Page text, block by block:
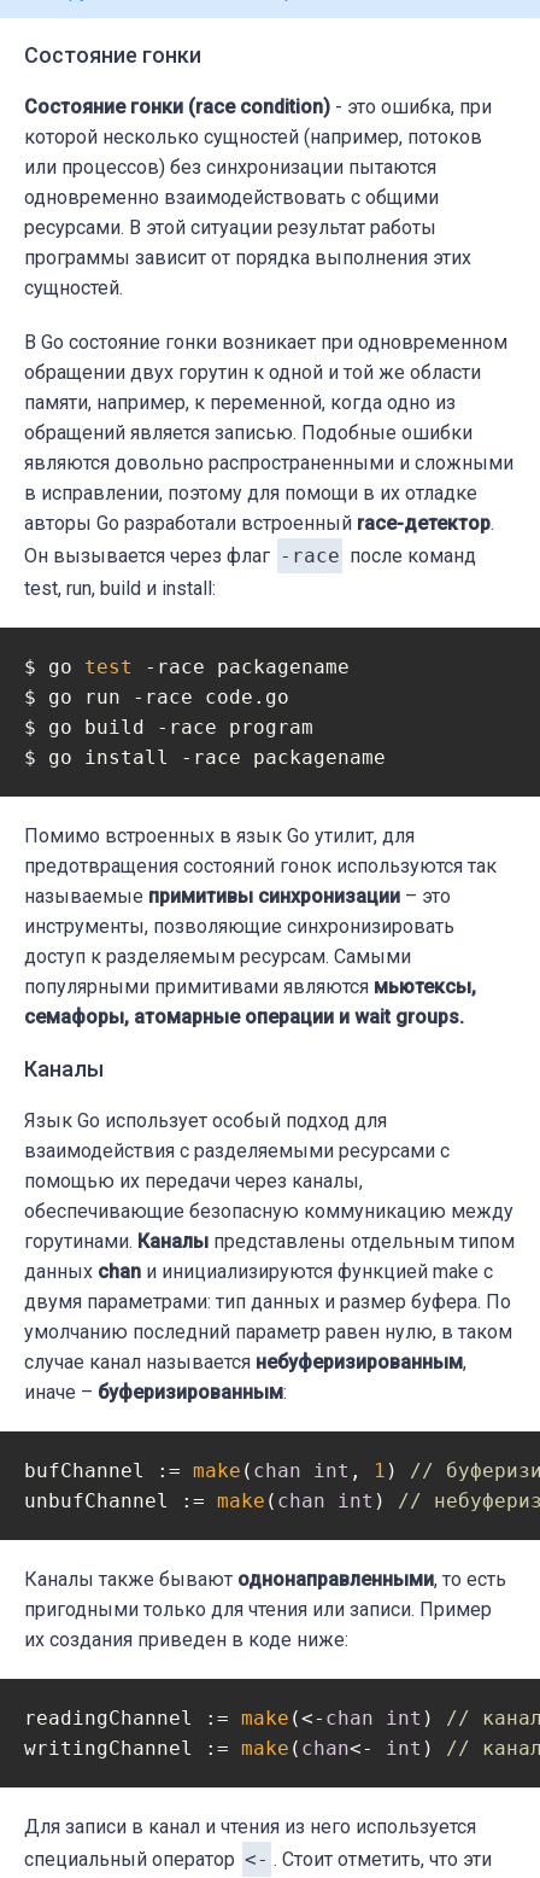
Состояние гонки
Состояние гонки (race condition) - это ошибка, при
которой несколько сущностей (например, потоков
или процессов) без синхронизации пытаются
одновременно взаимодействовать с общими
ресурсами. В этой ситуации результат работы
программы зависит от порядка выполнения этих
сущностей.
В Go состояние гонки возникает при одновременном
обращении двух горутин к одной и той же области
памяти, например, к переменной, когда одно из
обращений является записью. Подобные ошибки
являются довольно распространенными и сложными
в исправлении, поэтому для помощи в их отладке
авторы Go разработали встроенный race-детектор.
Он вызывается через флаг -race после команд
test, run, build и install:
$ go test
-race packagename
$ go run -race code.go
$ go build -race program
$ go install -race packagename
Помимо встроенных в язык Go утилит, для
предотвращения состояний гонок используются так
называемые примитивы синхронизации – это
инструменты, позволяющие синхронизировать
доступ к разделяемым ресурсам. Самыми
популярными примитивами являются мьютексы,
семафоры, атомарные операции и wait groups.
Каналы
Язык Go использует особый подход для
взаимодействия с разделяемыми ресурсами с
помощью их передачи через каналы,
обеспечивающие безопасную коммуникацию между
горутинами. Каналы представлены отдельным типом
данных chan и инициализируются функцией make с
двумя параметрами: тип данных и размер буфера. По
умолчанию последний параметр равен нулю, в таком
случае канал называется небуферизированным,
иначе – буферизированным:
bufChannel := make ( chan int , 1 ) //
unbufChannel := make ( chan int ) //
Каналы также бывают однонаправленными, то есть
пригодными только для чтения или записи. Пример
их создания приведен в коде ниже:
readingChannel := make (<- chan int ) //
writingChannel := make ( chan<- int ) //
Для записи в канал и чтения из него используется
специальный оператор <- . Стоит отметить, что эти